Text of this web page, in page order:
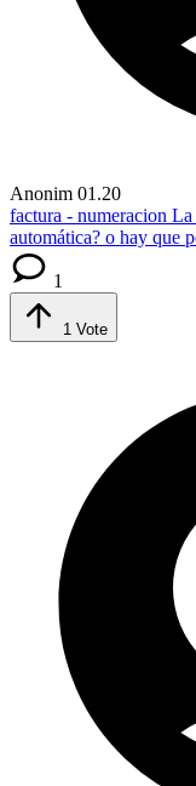
Anonim 01.20
factura - numeracion La
automática? o hay que
1
1 Vote